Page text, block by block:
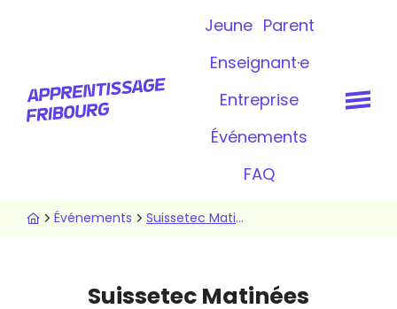
TopbarJeune Parent
Enseignant·e
Entreprise
Événements
FAQ
Fil
Événements Suissetec Matinées découvertes
Suissetec Matinées